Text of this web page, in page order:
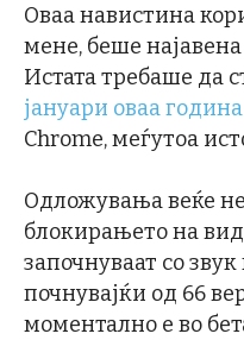
Оваа навистина
мене, беше
Истата требаше да
јануари оваа
Chrome, меѓутоа
Одложувања веќе
блокирањето на
започнуваат со
почнувајќи од 66
моментално е во